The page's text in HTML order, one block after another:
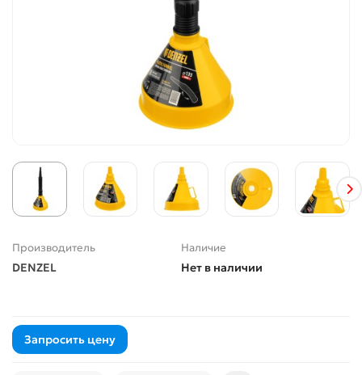
Производитель
DENZEL
Наличие
Нет в наличии
Запросить цену